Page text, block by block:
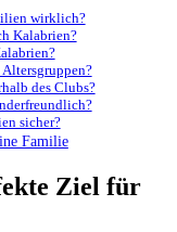
wirklich?
Kalabrien?
des Clubs?
sicher?
Familie
Ziel für